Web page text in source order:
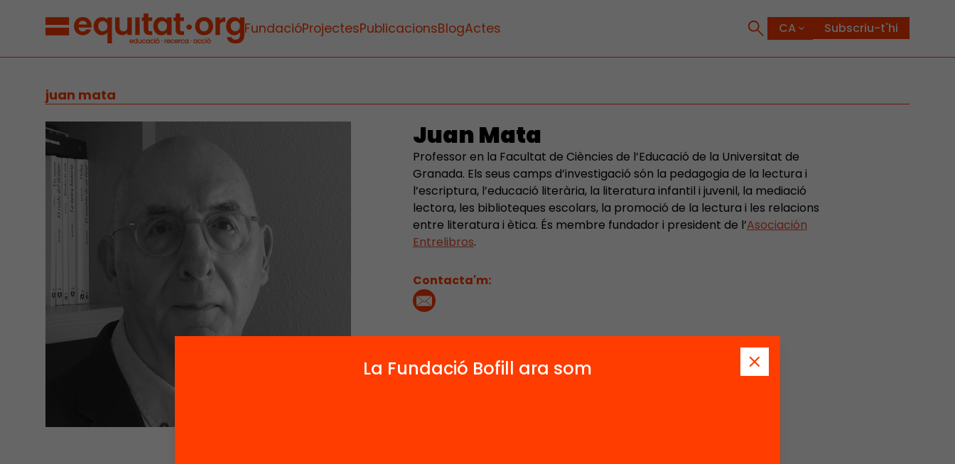
FundacióProjectesPublicacionsBlogActes Subscriu-t'hi
juan mata
Juan Mata
Professor en la Facultat de Ciències de l’Educació de la Universitat de
Granada. Els seus camps d’investigació són la pedagogia de la lectura i
l’escriptura, l’educació literària, la literatura infantil i juvenil, la mediació
lectora, les biblioteques escolars, la promoció de la lectura i les relacions
entre literatura i ètica. És membre fundador i president de l’Asociación
Entrelibros.
Contacta'm:
La Fundació Bofill ara som